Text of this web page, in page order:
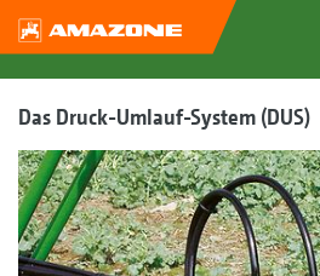
Das Druck-Umlauf-System (DUS)